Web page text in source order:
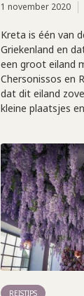
1 november 2020
Kreta is één van
Griekenland en
een groot eiland
Chersonissos en
dat dit eiland
kleine plaatsjes
REISTIPS